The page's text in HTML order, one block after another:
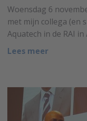
Woensdag 6
met mijn collega (en
Aquatech in de RAI in
Lees meer